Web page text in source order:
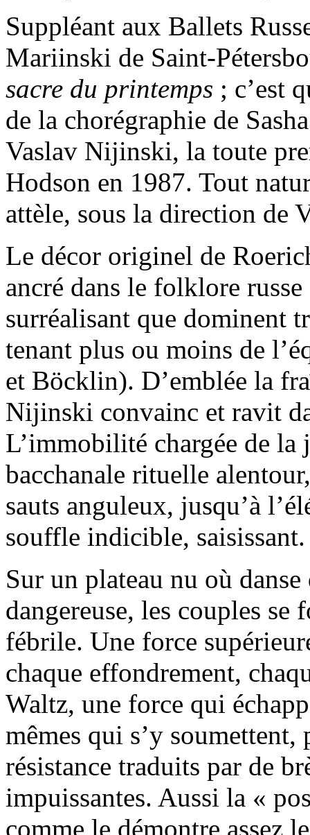
Suppléant aux Ballets
Mariinski de Saint-
sacre du printemps ; c’est
de la chorégraphie de
Vaslav Nijinski, la toute
Hodson en 1987. Tout
attèle, sous la direction de
Le décor originel de
ancré dans le folklore
surréalisant que dominent
tenant plus ou moins de
et Böcklin). D’emblée la
Nijinski convainc et ravit
L’immobilité chargée de
bacchanale rituelle
sauts anguleux, jusqu’à
souffle indicible, saisissant.
Sur un plateau nu où
dangereuse, les couples
fébrile. Une force
chaque effondrement,
Waltz, une force qui
mêmes qui s’y soumettent,
résistance traduits par de
impuissantes. Aussi la «
comme le démontre assez